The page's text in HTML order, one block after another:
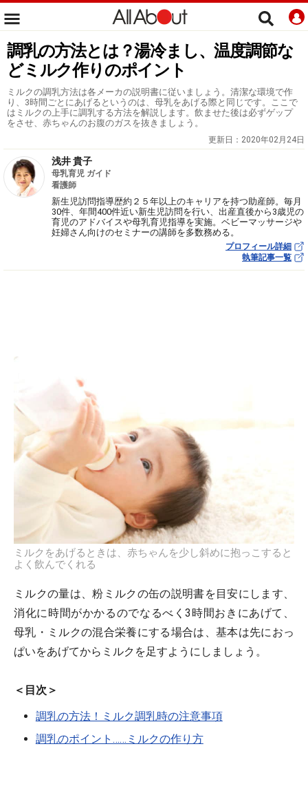
調乳の方法とは？湯冷まし、温度調節な
どミルク作りのポイント
ミルクの調乳方法は各メーカの説明書に従いましょう。清潔な環境で作
り、3時間ごとにあげるというのは、母乳をあげる際と同じです。ここで
はミルクの上手に調乳する方法を解説します。飲ませた後は必ずゲップ
をさせ、赤ちゃんのお腹のガスを抜きましょう。
更新日： 2020年02月24日
浅井 貴子
母乳育児 ガイド
看護師
新生児訪問指導歴約２５年以上のキャリアを持つ助産師。毎月
30件、年間400件近い新生児訪問を行い、出産直後から3歳児の
育児のアドバイスや母乳育児指導を実施。ベビーマッサージや
妊婦さん向けのセミナーの講師を多数務める。
プロフィール詳細
執筆記事一覧
ミルクをあげるときは、赤ちゃんを少し斜めに抱っこすると
よく飲んでくれる
ミルクの量は、粉ミルクの缶の説明書を目安にします、
消化に時間がかかるのでなるべく3時間おきにあげて、
母乳・ミルクの混合栄養にする場合は、基本は先におっ
ぱいをあげてからミルクを足すようにしましょう。
＜目次＞
調乳の方法！ミルク調乳時の注意事項
調乳のポイント……ミルクの作り方